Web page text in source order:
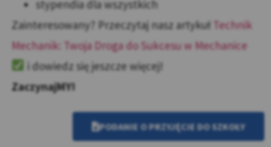
stypendia dla wszystkich
Zainteresowany? Przeczytaj nasz artykuł Technik
Mechanik: Twoja Droga do Sukcesu w Mechanice
i dowiedz się jeszcze więcej!
ZaczynajMY!
PODANIE O PRZYJĘCIE DO SZKOŁY